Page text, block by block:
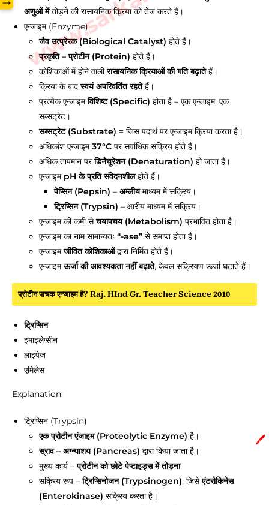
अणुओं मेंतोड़ने की रासायनिक क्रिया को तेज करते हैं।
एन्जाइम (Enzyme)
जैव उत्प्रेरक (Biological Catalyst) होते हैं।
प्रकृति – प्रोटीन (Protein) होते हैं।
कोशिकाओं में होने वालीरासायनिक क्रियाओं की गति बढ़ातेहैं।
क्रिया के बादस्वयं अपरिवर्तित रहतेहैं।
प्रत्येक एन्जाइमविशिष्ट (Specific) होता है – एक एन्जाइम, एक
सब्सट्रेट।
सब्सट्रेट (Substrate) = जिस पदार्थ पर एन्जाइम क्रिया करता है।
अधिकांश एन्जाइम37°C पर सर्वाधिक सक्रिय होते हैं।
अधिक तापमान परडिनैचुरेशन (Denaturation) हो जाता है।
एन्जाइम pH के प्रति संवेदनशीलहोते हैं।
पेप्सिन (Pepsin) – अम्लीयमाध्यम में सक्रिय।
ट्रिप्सिन (Trypsin) – क्षारीय माध्यम में सक्रिय।
एन्जाइम की कमी सेचयापचय (Metabolism) प्रभावित होता है।
एन्जाइम का नाम सामान्यतः “-ase” से समाप्त होता है।
एन्जाइमजीवित कोशिकाओंद्वारा निर्मित होते हैं।
एन्जाइमऊर्जा की आवश्यकता नहीं बढ़ाते, केवल सक्रियण ऊर्जा घटाते हैं।
प्रोटीन पाचक एन्जाइम है? Raj. HInd Gr. Teacher Science 2010
ट्रिप्सिन
इमाइलेप्सीन
लाइपेज
एमिलेस
Explanation:
ट्रिप्सिन (Trypsin)
एक प्रोटीन एंजाइम (Proteolytic Enzyme) है।
स्राव – अग्न्याशय (Pancreas) द्वारा किया जाता है।
मुख्य कार्य –प्रोटीन को छोटे पेप्टाइड्स में तोड़ना
सक्रिय रूप –ट्रिप्सिनोजन (Trypsinogen), जिसेएंटरोकिनेस
(Enterokinase) सक्रिय करता है।
🖊️